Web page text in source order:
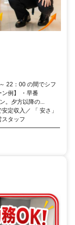
22：00 の間でシフ
ン例】 ・早番
。夕方以降の...
定収入／ 「 安さ」
スタッフ